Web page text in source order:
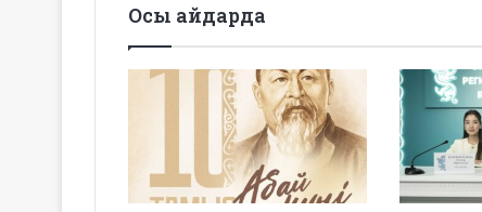
Осы айдарда